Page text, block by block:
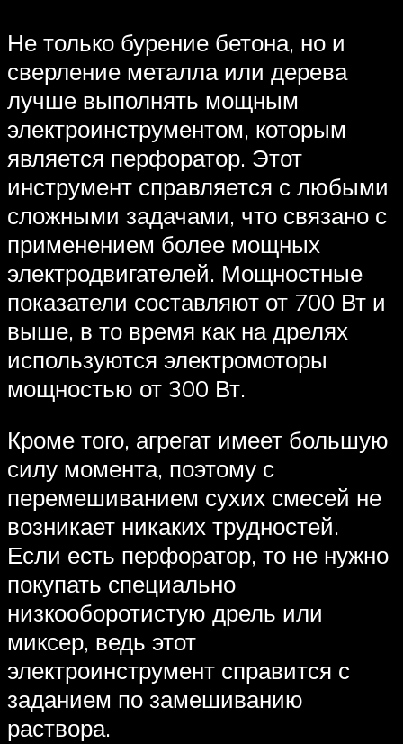
Не только бурение бетона, но и
сверление металла или дерева
лучше выполнять мощным
электроинструментом, которым
является перфоратор. Этот
инструмент справляется с любыми
сложными задачами, что связано с
применением более мощных
электродвигателей. Мощностные
показатели составляют от 700 Вт и
выше, в то время как на дрелях
используются электромоторы
мощностью от 300 Вт.
Кроме того, агрегат имеет большую
силу момента, поэтому с
перемешиванием сухих смесей не
возникает никаких трудностей.
Если есть перфоратор, то не нужно
покупать специально
низкооборотистую дрель или
миксер, ведь этот
электроинструмент справится с
заданием по замешиванию
раствора.